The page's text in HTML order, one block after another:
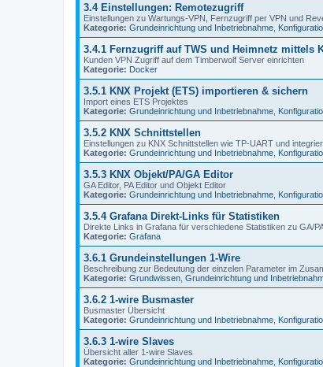
3.4 Einstellungen: Remotezugriff
Einstellungen zu Wartungs-VPN, Fernzugriff per VPN und
Kategorie: Grundeinrichtung und Inbetriebnahme
3.4.1 Fernzugriff auf TWS und Heimnetz mittels
Kunden VPN Zugriff auf dem Timberwolf Server einrichten
Kategorie: Docker
3.5.1 KNX Projekt (ETS) importieren & sichern
Import eines ETS Projektes
Kategorie: Grundeinrichtung und Inbetriebnahme
3.5.2 KNX Schnittstellen
Einstellungen zu KNX Schnittstellen wie TP-UART und
Kategorie: Grundeinrichtung und Inbetriebnahme
3.5.3 KNX Objekt/PA/GA Editor
GA Editor, PA Editor und Objekt Editor
Kategorie: Grundeinrichtung und Inbetriebnahme
3.5.4 Grafana Direkt-Links für Statistiken
Direkte Links in Grafana für verschiedene Statistiken zu GA/
Kategorie: Grafana
3.6.1 Grundeinstellungen 1-Wire
Beschreibung zur Bedeutung der einzelen Parameter im
Kategorie: Grundwissen Grundeinrichtung und
3.6.2 1-wire Busmaster
Busmaster Übersicht
Kategorie: Grundeinrichtung und Inbetriebnahme
3.6.3 1-wire Slaves
Übersicht aller 1-wire Slaves
Kategorie: Grundeinrichtung und Inbetriebnahme